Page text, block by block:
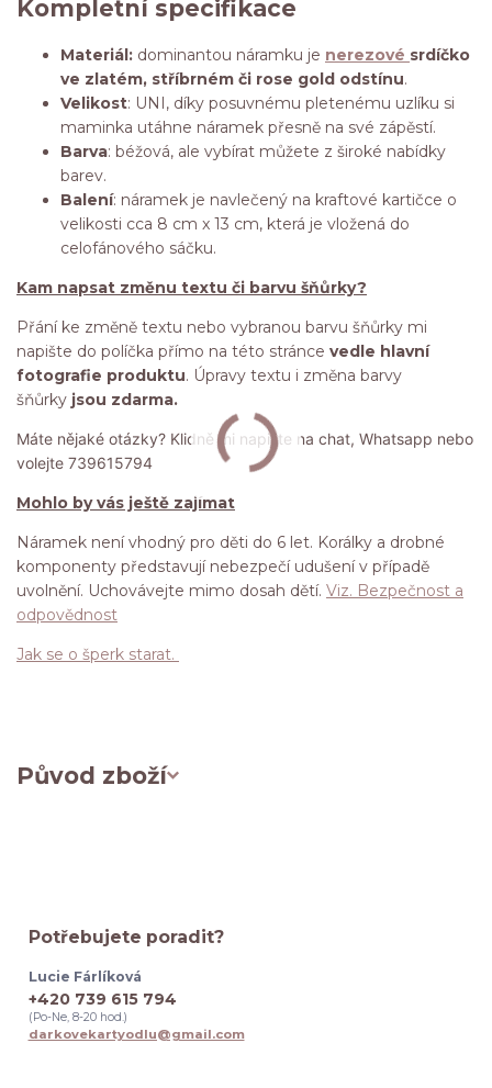
Kompletní specifikace
Materiál: dominantou náramku je nerezové srdíčko
ve zlatém, stříbrném či rose gold odstínu.
Velikost: UNI, díky posuvnému pletenému uzlíku si
maminka utáhne náramek přesně na své zápěstí.
Barva: béžová, ale vybírat můžete z široké nabídky
barev.
Balení: náramek je navlečený na kraftové kartičce o
velikosti cca 8 cm x 13 cm, která je vložená do
celofánového sáčku.
Kam napsat změnu textu či barvu šňůrky?
Přání ke změně textu nebo vybranou barvu šňůrky mi
napište do políčka přímo na této stránce vedle hlavní
fotografie produktu. Úpravy textu i změna barvy
šňůrky jsou zdarma.
Máte nějaké otázky? Klidně mi napište na chat, Whatsapp nebo
volejte 739615794
Mohlo by vás ještě zajímat
Náramek není vhodný pro děti do 6 let. Korálky a drobné
komponenty představují nebezpečí udušení v případě
uvolnění. Uchovávejte mimo dosah dětí. Viz. Bezpečnost a
odpovědnost
Jak se o šperk starat.
Původ zboží
Potřebujete poradit?
Lucie Fárlíková
+420 739 615 794
(Po-Ne, 8-20 hod.)
darkovekartyodlu@gmail.com